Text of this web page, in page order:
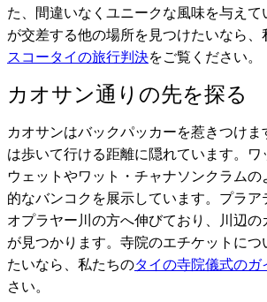
た、間違いなくユニークな風味を与えて
が交差する他の場所を見つけたいなら、
スコータイの旅行判決をご覧ください。
カオサン通りの先を探る
カオサンはバックパッカーを惹きつけま
は歩いて行ける距離に隠れています。ワ
ウェットやワット・チャナソンクラムの
的なバンコクを展示しています。プラア
オプラヤー川の方へ伸びており、川辺の
が見つかります。寺院のエチケットに
たいなら、私たちのタイの寺院儀式のガ
さい。